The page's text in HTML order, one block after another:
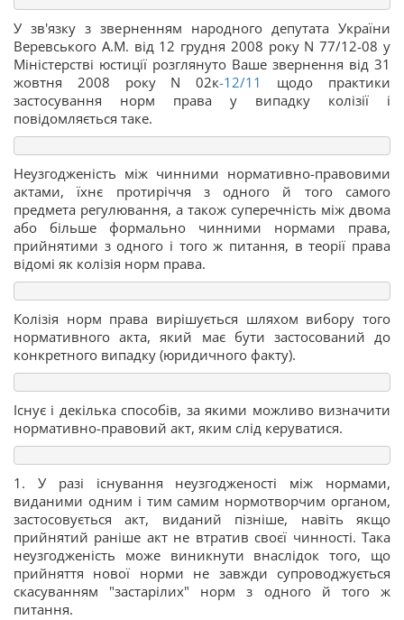
У зв'язку з зверненням народного депутата України
Веревського А.М. від 12 грудня 2008 року N 77/12-08 у
Міністерстві юстиції розглянуто Ваше звернення від 31
жовтня 2008 року N 02к-12/11
щодо практики
застосування норм права у випадку колізії і
повідомляється таке.
Неузгодженість між чинними нормативно-правовими
актами, їхнє протиріччя з одного й того самого
предмета регулювання, а також суперечність між двома
або більше формально чинними нормами права,
прийнятими з одного і того ж питання, в теорії права
відомі як колізія норм права.
Колізія норм права вирішується шляхом вибору того
нормативного акта, який має бути застосований до
конкретного випадку (юридичного факту).
Існує і декілька способів, за якими можливо визначити
нормативно-правовий акт, яким слід керуватися.
1. У разі існування неузгодженості між нормами,
виданими одним і тим самим нормотворчим органом,
застосовується акт, виданий пізніше, навіть якщо
прийнятий раніше акт не втратив своєї чинності. Така
неузгодженість може виникнути внаслідок того, що
прийняття нової норми не завжди супроводжується
скасуванням "застарілих" норм з одного й того ж
питання.